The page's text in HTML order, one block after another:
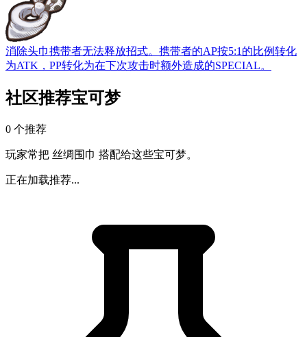
消除头巾携带者无法释放招式。携带者的AP按5:1的比例转化
为ATK，PP转化为在下次攻击时额外造成的SPECIAL。
社区推荐宝可梦
0 个推荐
玩家常把 丝绸围巾 搭配给这些宝可梦。
正在加载推荐...